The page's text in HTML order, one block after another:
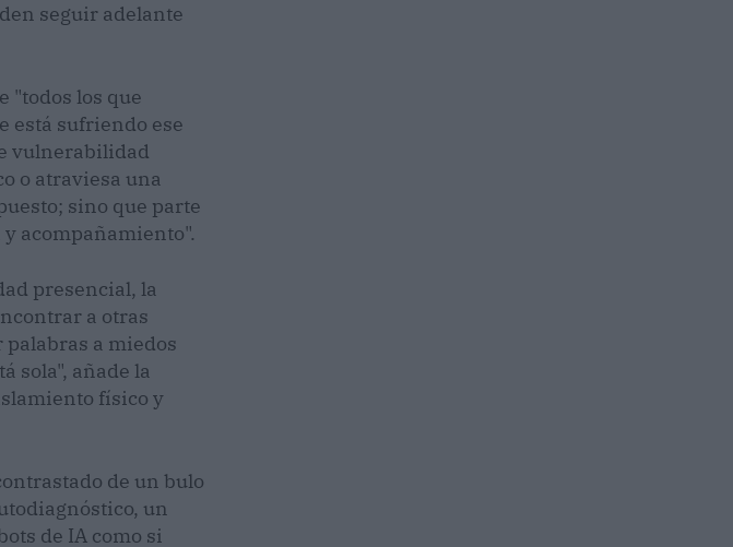
seguir adelante
"todos los que
está sufriendo ese
vulnerabilidad
o atraviesa una
sino que parte
acompañamiento".
presencial, la
a otras
a miedos
sola", añade la
físico y
de un bulo
un
de IA como si